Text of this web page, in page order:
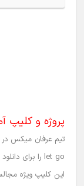
پروژه و کلیپ
تیم عرفان میکس
let go را برای دانلود آماده کرده است.
این کلیپ ويژه